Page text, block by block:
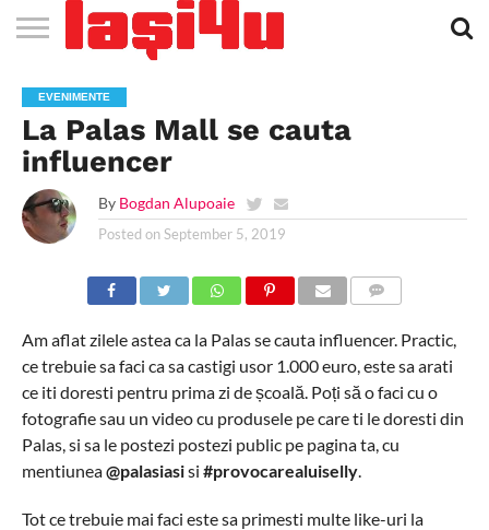
STIRI
APARTAMENTE
NOI IASI
STIRI
IASI
JOBS
IN
IASI
FILME
LA
CINEMA
CLUBURI /
DISCOTECI
BARURI /
CAFENELE
SALI DE
FORTA
SI
FITNESS
SALOANE DE
INFRUMUSETARE
AGENTII
DE
TURISM
IASI
RESTAURANTE
IN IASI
PIZZA
IN
IASI
PISCINA
IN IASI
FLORARII
RADIO
LIVE
IN IASI
SPALATORII
AUTO
TRACTARI
AUTO
TAXI
IN
IASI
CINEMA
TEATRU
HOTELURI
/
PENSIUNI
TEREN
SPORTIV
TEREN
TENIS
IASI
FARMACII
NON
STOP
COFFEE-
TO-GO
FIRME DE
PUBLICITATE
RENT
A
CAR
EVENIMENTE
La Palas Mall se cauta
influencer
By Bogdan Alupoaie
Posted on September 5, 2019
Am aflat zilele astea ca la Palas se cauta influencer. Practic,
ce trebuie sa faci ca sa castigi usor 1.000 euro, este sa arati
ce iti doresti pentru prima zi de școală. Poți să o faci cu o
fotografie sau un video cu produsele pe care ti le doresti din
Palas, si sa le postezi postezi public pe pagina ta, cu
mentiunea@palasiasisi #provocarealuiselly.
Tot ce trebuie mai faci este sa primesti multe like-uri la